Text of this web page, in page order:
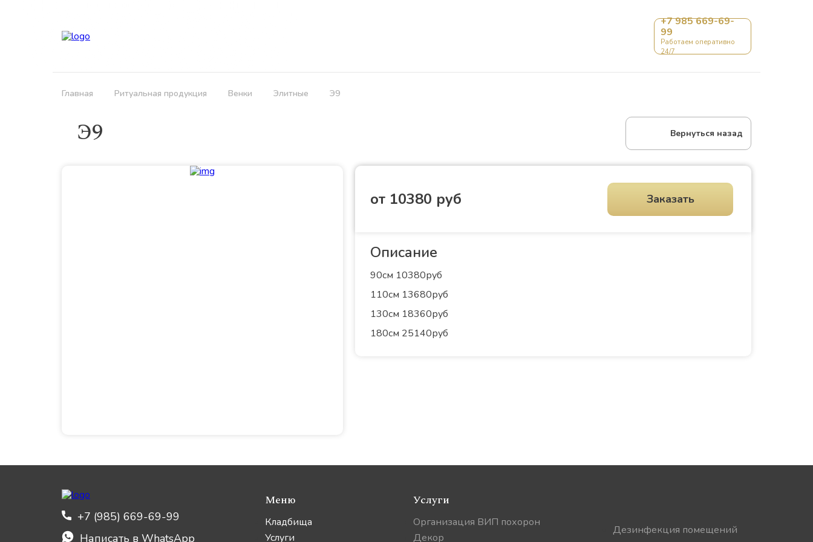
+7 985 669-69-
99
Работаем оперативно
24/7
Главная Ритуальная продукция Венки Элитные Э9
Э9 Вернуться назад
от 10380 руб Заказать
Описание
90см 10380руб
110см 13680руб
130см 18360руб
180см 25140руб
+7 (985) 669-69-99
Написать в WhatsApp
Меню
Кладбища
Услуги
Услуги
Организация ВИП похорон
Декор
Дезинфекция помещений